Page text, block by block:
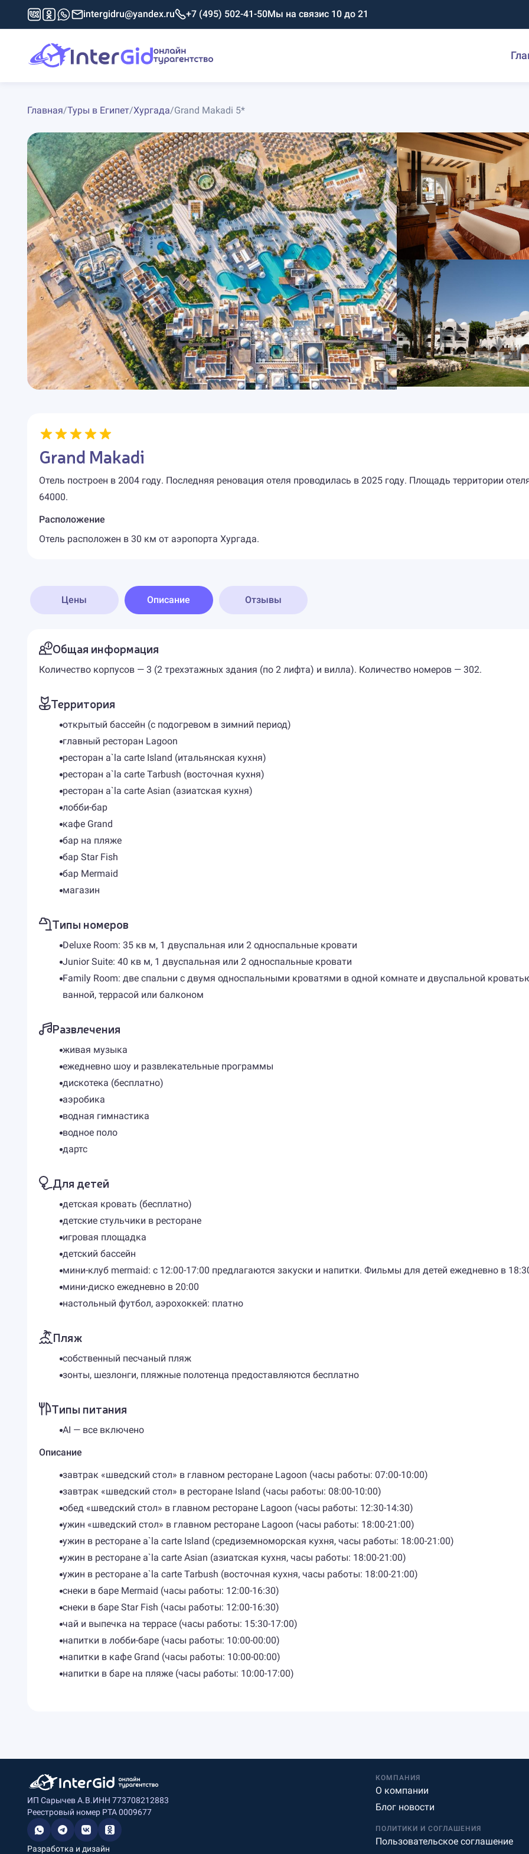
intergidru@yandex.ru +7 (495) 502-41-50Мы на связис 10 до 21
Главная/Туры в Египет/Хургада/Grand Makadi 5*
Grand Makadi
Отель построен в 2004 году. Последняя реновация отеля проводилась в 2025 году. Площадь территории
64000.
Расположение
Отель расположен в 30 км от аэропорта Хургада.
Цены Описание Отзывы
Общая информация
Количество корпусов — 3 (2 трехэтажных здания (по 2 лифта) и вилла). Количество номеров — 302.
Территория
открытый бассейн (с подогревом в зимний период)
главный ресторан Lagoon
ресторан a`la carte Island (итальянская кухня)
ресторан a`la carte Tarbush (восточная кухня)
ресторан a`la carte Asian (азиатская кухня)
лобби-бар
кафе Grand
бар на пляже
бар Star Fish
бар Mermaid
магазин
Типы номеров
Deluxe Room: 35 кв м, 1 двуспальная или 2 односпальные кровати
Junior Suite: 40 кв м, 1 двуспальная или 2 односпальные кровати
Family Room: две спальни с двумя односпальными кроватями в одной комнате и двуспальной
ванной, террасой или балконом
Развлечения
живая музыка
ежедневно шоу и развлекательные программы
дискотека (бесплатно)
аэробика
водная гимнастика
водное поло
дартс
Для детей
детская кровать (бесплатно)
детские стульчики в ресторане
игровая площадка
детский бассейн
мини-клуб mermaid: с 12:00-17:00 предлагаются закуски и напитки. Фильмы для детей ежедневно в
мини-диско ежедневно в 20:00
настольный футбол, аэрохоккей: платно
Пляж
собственный песчаный пляж
зонты, шезлонги, пляжные полотенца предоставляются бесплатно
Типы питания
AI — все включено
Описание
завтрак «шведский стол» в главном ресторане Lagoon (часы работы: 07:00-10:00)
завтрак «шведский стол» в ресторане Island (часы работы: 08:00-10:00)
обед «шведский стол» в главном ресторане Lagoon (часы работы: 12:30-14:30)
ужин «шведский стол» в главном ресторане Lagoon (часы работы: 18:00-21:00)
ужин в ресторане a`la carte Island (средиземноморская кухня, часы работы: 18:00-21:00)
ужин в ресторане a`la carte Asian (азиатская кухня, часы работы: 18:00-21:00)
ужин в ресторане a`la carte Tarbush (восточная кухня, часы работы: 18:00-21:00)
снеки в баре Mermaid (часы работы: 12:00-16:30)
снеки в баре Star Fish (часы работы: 12:00-16:30)
чай и выпечка на террасе (часы работы: 15:30-17:00)
напитки в лобби-баре (часы работы: 10:00-00:00)
напитки в кафе Grand (часы работы: 10:00-00:00)
напитки в баре на пляже (часы работы: 10:00-17:00)
ИП Сарычев А.В.ИНН 773708212883
Реестровый номер РТА 0009677
Разработка и дизайн
КОМПАНИЯ
О компании
Блог новости
ПОЛИТИКИ И СОГЛАШЕНИЯ
Пользовательское соглашение